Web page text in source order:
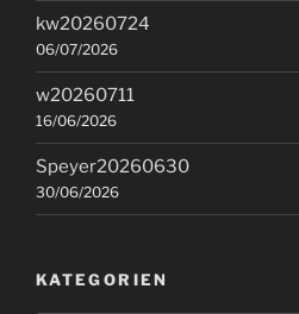
kw20260724
06/07/2026
w20260711
16/06/2026
Speyer20260630
30/06/2026
KATEGORIEN